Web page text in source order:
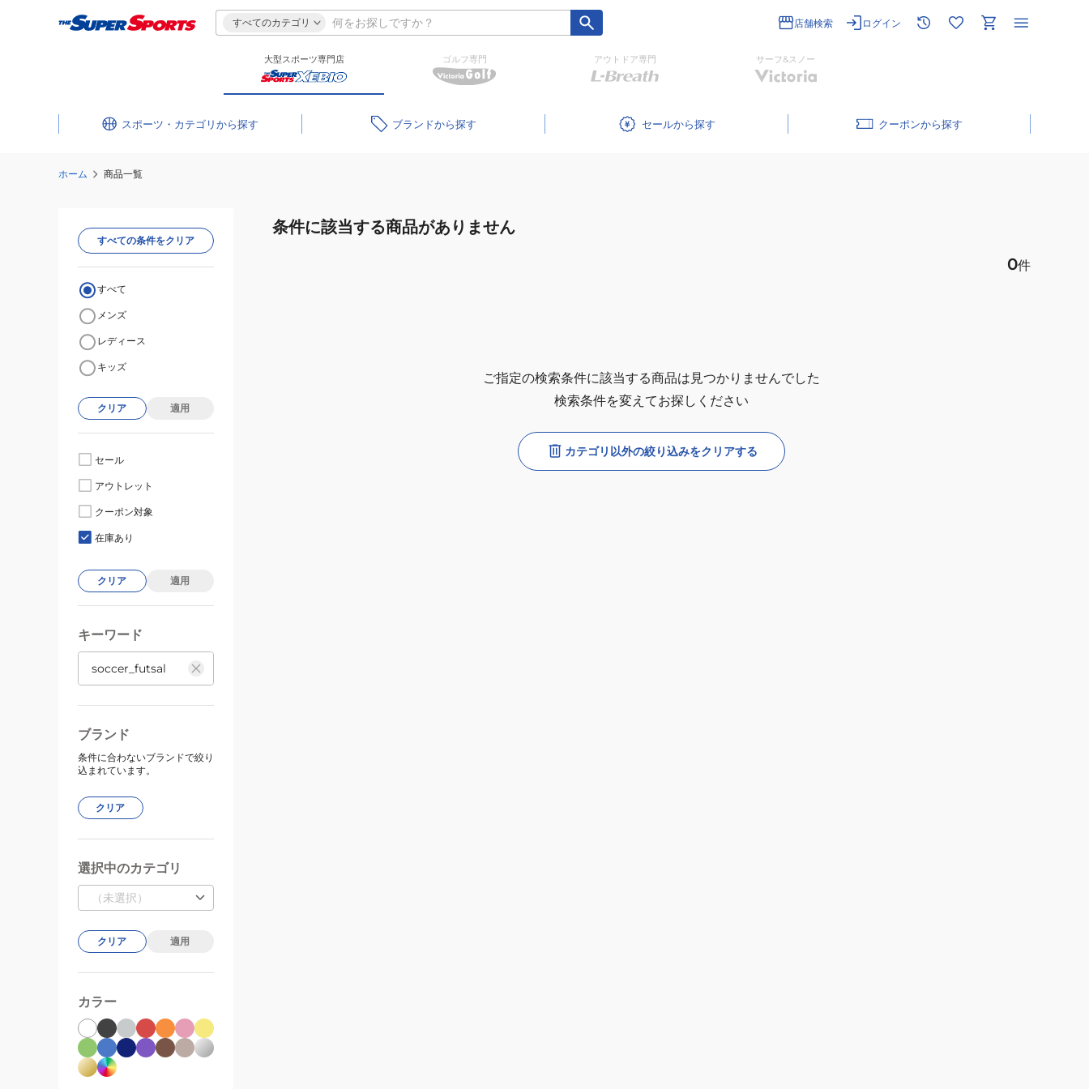
すべてのカテゴリ 店舗検索 ログイン
大型スポーツ専門店 ゴルフ専門 アウトドア専門 サーフ&スノー
スポーツ・カテゴリ ブランド セール クーポン
ホーム 商品一覧
条件に該当する商品がありません
0件
ご指定の検索条件に該当する商品は見つかりませんでした
検索条件を変えてお探しください
カテゴリ以外の絞り込みをクリアする
すべての条件をクリア
すべて
メンズ
レディース
キッズ
クリア 適用
セール
アウトレット
クーポン対象
在庫あり
クリア 適用
キーワード
ブランド
条件に合わないブランドで絞り
込まれています。
クリア
選択中のカテゴリ
（未選択）
クリア 適用
カラー